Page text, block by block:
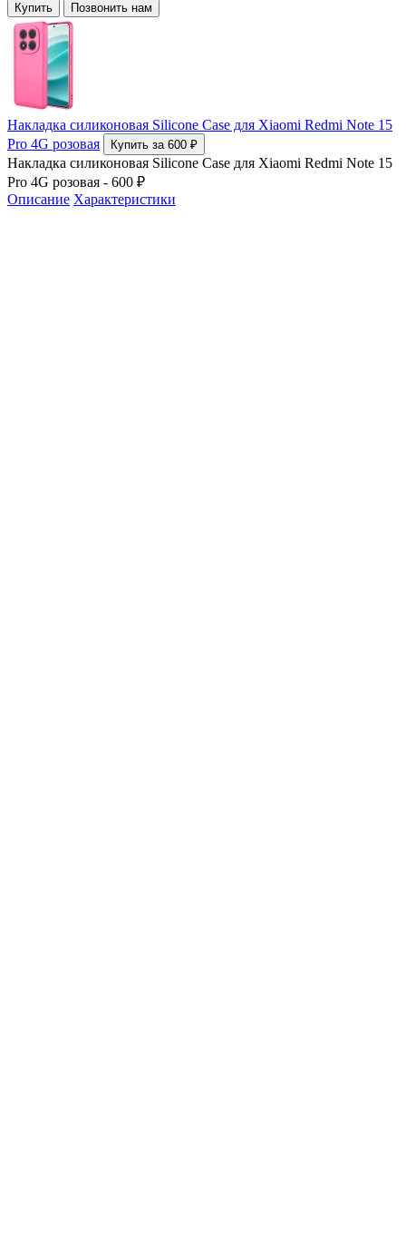
Купить
Позвонить нам
Накладка силиконовая Silicone Case для Xiaomi Redmi Note 15
Pro 4G розовая
Купить за 600 ₽
Накладка силиконовая Silicone Case для Xiaomi Redmi Note 15
Pro 4G розовая - 600 ₽
Описание Характеристики